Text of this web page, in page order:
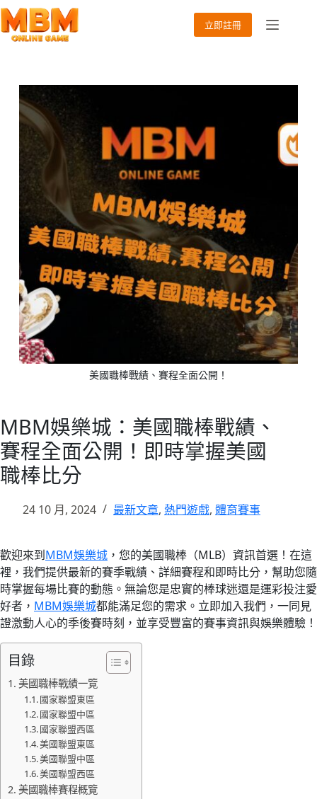
跳
至
立即註冊
美國職棒戰績、賽程全面公開！
MBM娛樂城：美國職棒戰績、
賽程全面公開！即時掌握美國
職棒比分
24 10 月, 2024 最新文章, 熱門遊戲, 體育賽事
歡迎來到MBM娛樂城 ，您的美國職棒（MLB）資訊首選！在這
裡，我們提供最新的賽季戰績、詳細賽程和即時比分，幫助您隨
時掌握每場比賽的動態。無論您是忠實的棒球迷還是運彩投注愛
好者， MBM娛樂城都能滿足您的需求。立即加入我們，一同見
證激動人心的季後賽時刻，並享受豐富的賽事資訊與娛樂體驗！
目錄
美國職棒戰績一覽
國家聯盟東區
國家聯盟中區
國家聯盟西區
美國聯盟東區
美國聯盟中區
美國聯盟西區
美國職棒賽程概覽